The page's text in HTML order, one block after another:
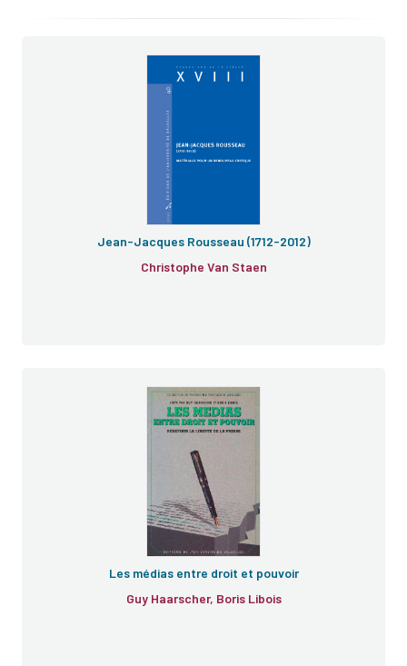
Jean-Jacques Rousseau (1712-2012)
Christophe Van Staen
Les médias entre droit et pouvoir
Guy Haarscher, Boris Libois